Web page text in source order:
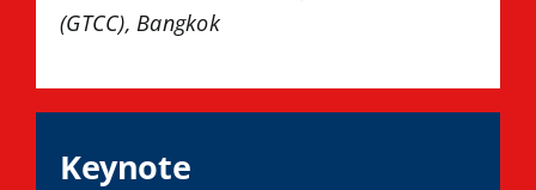
(GTCC), Bangkok
Keynote